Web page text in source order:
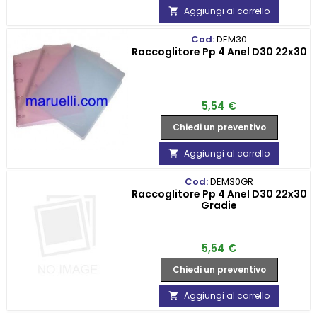
 Aggiungi al carrello
Cod:DEM30
Raccoglitore Pp 4 Anel D30 22x30
Prezzo
5,54 €
Chiedi un preventivo
 Aggiungi al carrello
Cod:DEM30GR
Raccoglitore Pp 4 Anel D30 22x30
Gradie
Prezzo
5,54 €
Chiedi un preventivo
 Aggiungi al carrello